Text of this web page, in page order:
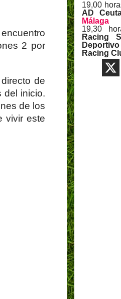
2 por
de
del inicio.
de los
vivir este
19,00
AD
Málaga
19,30
Racing
Racing